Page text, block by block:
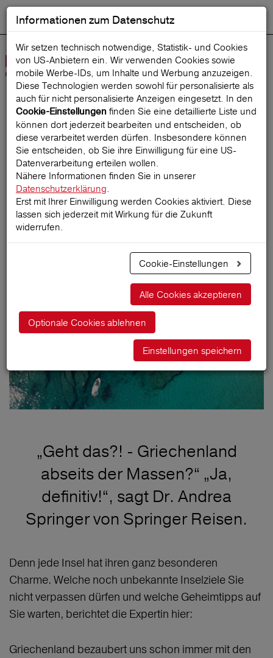
Suche starten
Startseite ReiseMagazin
Griechenland - abseits der
Massen?
27.05.2021
„Geht das?! - Griechenland
abseits der Massen?“ „Ja,
definitiv!“, sagt Dr. Andrea
Springer von Springer Reisen.
Denn jede Insel hat ihren ganz besonderen
Charme. Welche noch unbekannte Inselziele Sie
nicht verpassen dürfen und welche Geheimtipps auf
Sie warten, berichtet die Expertin hier:
Griechenland bezaubert uns schon immer mit den
Informationen zum Datenschutz
Wir setzen technisch notwendige, Statistik- und Cookies
von US-Anbietern ein. Wir verwenden Cookies sowie
mobile Werbe‑IDs, um Inhalte und Werbung anzuzeigen.
Diese Technologien werden sowohl für personalisierte als
auch für nicht personalisierte Anzeigen eingesetzt. In den
Cookie-Einstellungen finden Sie eine detaillierte Liste und
können dort jederzeit bearbeiten und entscheiden, ob
diese verarbeitet werden dürfen. Insbesondere können
Sie entscheiden, ob Sie ihre Einwilligung für eine US-
Datenverarbeitung erteilen wollen.
Nähere Informationen finden Sie in unserer
Datenschutzerklärung.
Erst mit Ihrer Einwilligung werden Cookies aktiviert. Diese
lassen sich jederzeit mit Wirkung für die Zukunft
widerrufen.
Cookie-Einstellungen
Alle Cookies akzeptieren
Optionale Cookies ablehnen
Einstellungen speichern